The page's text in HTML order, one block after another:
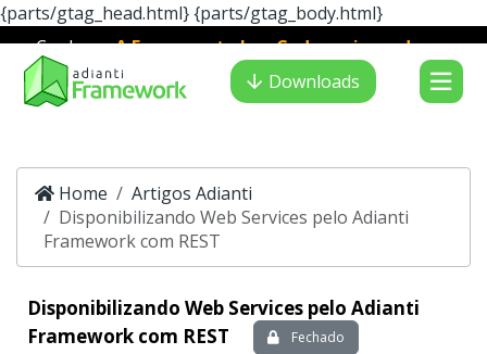
{parts/gtag_head.html}{parts/gtag_body.html}
ConheçaA Ferramenta LowCode mais moderna e
veloz para desenvolvimento PHP:Adianti Creator
Downloads
Home
Artigos Adianti
Disponibilizando Web Services pelo Adianti
Framework com REST
Disponibilizando Web Services pelo Adianti
Framework com REST
Fechado